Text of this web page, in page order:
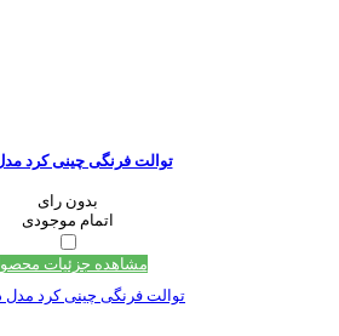
توالت فرنگی چینی کرد مدل
بدون رای
اتمام موجودی
مشاهده جزئیات